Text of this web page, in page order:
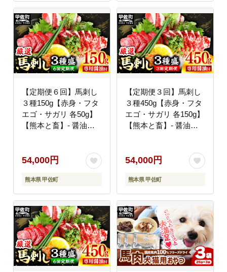
【定期便６回】馬刺し
３種150g【赤身・フタ
エゴ・サガリ 各50g】
【熊本と畜】- 醤油付
熊本 冷凍 馬肉 食べ比
べ おつまみ 晩酌 おす
すめ 甲佐町
54,000円
熊本県 甲佐町
【定期便３回】馬刺し
３種450g【赤身・フタ
エゴ・サガリ 各150g】
【熊本と畜】- 醤油付
凍 馬肉 食べ比べ おつ
まみ 晩酌 おすすめ 甲
佐町
54,000円
熊本県 甲佐町